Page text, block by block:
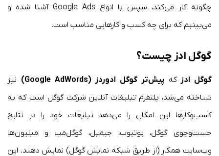
چگونه کار می‌کند، سپس با انواع Google Ads آشنا شده و
می‌بینیم که برای چه کسب و کارهایی مناسب است.
گوگل ادز چیست؟
گوگل ادزکهپیش‌تر گوگل ادوردز (Google AdWords)
نیز
شناخته می‌شد، پلتفرم تبلیغات آنلاین شرکت گوگل است که به
کسب‌وکارها این امکان را می‌دهد تبلیغات خود را در نتایج
جست‌وجوی گوگل، یوتیوب، جیمیل، گوگل‌مپ و میلیون‌ها
وب‌سایت همکار (از طریق شبکه نمایش گوگل) نمایش دهند. این